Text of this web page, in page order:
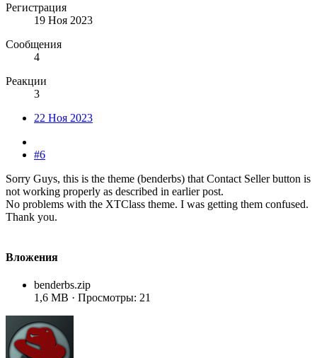
Регистрация
19 Ноя 2023
Сообщения
4
Реакции
3
22 Ноя 2023
#6
Sorry Guys, this is the theme (benderbs) that Contact Seller button is
not working properly as described in earlier post.
No problems with the XTClass theme. I was getting them confused.
Thank you.
Вложения
benderbs.zip
1,6 MB · Просмотры: 21